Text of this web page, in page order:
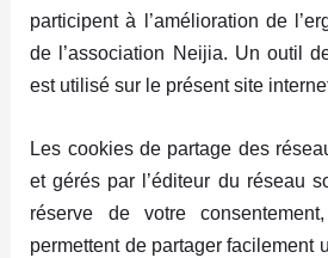
participent à l’amélioration de
de l’association Neijia. Un outil
est utilisé sur le présent site
Les cookies de partage des
et gérés par l’éditeur du réseau
réserve de votre
permettent de partager facilement